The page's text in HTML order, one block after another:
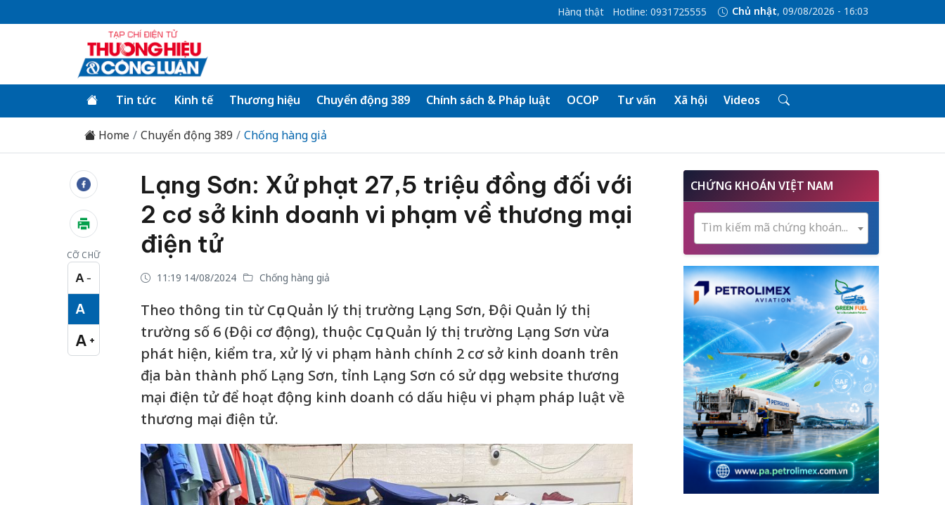
Hàng thật Hotline: 0931725555 Chủ nhật, 09/08/2026 - 16:03
Tin tức Kinh tế Thương hiệu Chuyển động 389 Chính sách & Pháp luật OCOP Tư vấn Xã hội Videos
Home Chuyển động 389 Chống hàng giả
CỠ CHỮ
A −
Cỡ chữ nhỏ
A
Cỡ chữ vừa
A +
Cỡ chữ lớn
Lạng Sơn: Xử phạt 27,5 triệu đồng đối với
2 cơ sở kinh doanh vi phạm về thương mại
điện tử
11:19 14/08/2024 Chống hàng giả
Theo thông tin từ Cục Quản lý thị trường Lạng Sơn, Đội Quản lý thị
trường số 6 (Đội cơ động), thuộc Cục Quản lý thị trường Lạng Sơn vừa
phát hiện, kiểm tra, xử lý vi phạm hành chính 2 cơ sở kinh doanh trên
địa bàn thành phố Lạng Sơn, tỉnh Lạng Sơn có sử dụng website thương
mại điện tử để hoạt động kinh doanh có dấu hiệu vi phạm pháp luật về
thương mại điện tử.
CHỨNG KHOÁN VIỆT NAM
Tìm kiếm mã chứng khoán...